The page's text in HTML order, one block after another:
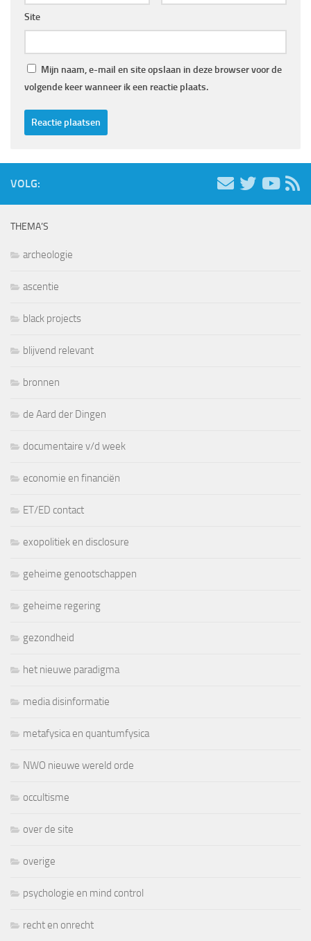
Site
Mijn naam, e-mail en site opslaan in deze browser voor de
volgende keer wanneer ik een reactie plaats.
VOLG:
THEMA’S
archeologie
ascentie
black projects
blijvend relevant
bronnen
de Aard der Dingen
documentaire v/d week
economie en financiën
ET/ED contact
exopolitiek en disclosure
geheime genootschappen
geheime regering
gezondheid
het nieuwe paradigma
media disinformatie
metafysica en quantumfysica
NWO nieuwe wereld orde
occultisme
over de site
overige
psychologie en mind control
recht en onrecht